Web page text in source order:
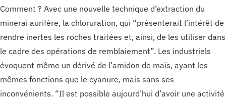
Comment ? Avec une nouvelle technique d’extraction du
minerai aurifère, la chloruration, qui “présenterait l’intérêt de
rendre inertes les roches traitées et, ainsi, de les utiliser dans
le cadre des opérations de remblaiement”. Les industriels
évoquent même un dérivé de l’amidon de maïs, ayant les
mêmes fonctions que le cyanure, mais sans ses
inconvénients. “Il est possible aujourd’hui d’avoir une activité